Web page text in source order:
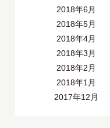
2018年6月
2018年5月
2018年4月
2018年3月
2018年2月
2018年1月
2017年12月